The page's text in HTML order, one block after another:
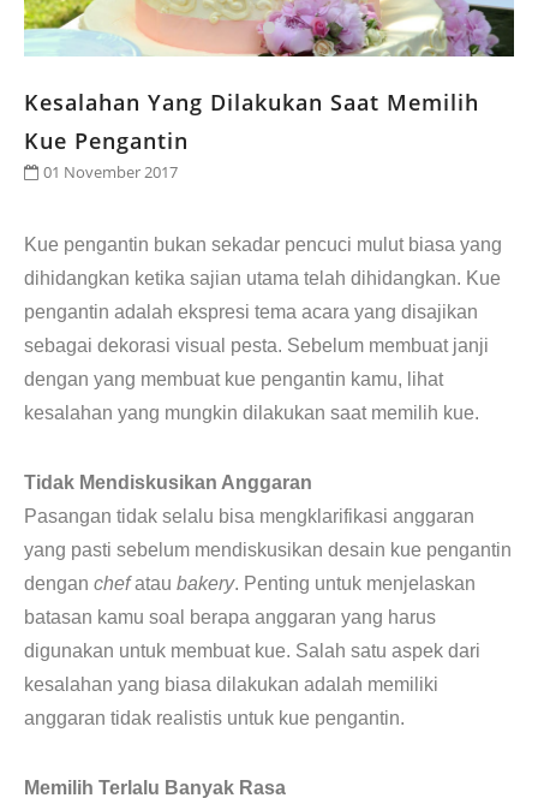
Kesalahan Yang Dilakukan Saat Memilih
Kue Pengantin
01 November 2017
Kue pengantin bukan sekadar pencuci mulut biasa yang
dihidangkan ketika sajian utama telah dihidangkan. Kue
pengantin adalah ekspresi tema acara yang disajikan
sebagai dekorasi visual pesta. Sebelum membuat janji
dengan yang membuat kue pengantin kamu, lihat
kesalahan yang mungkin dilakukan saat memilih kue.
Tidak Mendiskusikan Anggaran
Pasangan tidak selalu bisa mengklarifikasi anggaran
yang pasti sebelum mendiskusikan desain kue pengantin
dengan chefatau bakery. Penting untuk menjelaskan
batasan kamu soal berapa anggaran yang harus
digunakan untuk membuat kue. Salah satu aspek dari
kesalahan yang biasa dilakukan adalah memiliki
anggaran tidak realistis untuk kue pengantin.
Memilih Terlalu Banyak Rasa